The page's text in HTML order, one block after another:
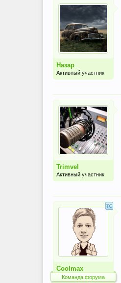
Назар
Активный участник
Trimvel
Активный участник
Coolmax
Команда форума